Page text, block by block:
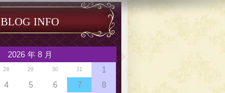
BLOG INFO
2026 年 8 月
28 29 30 31
1
4 5 6 7
8